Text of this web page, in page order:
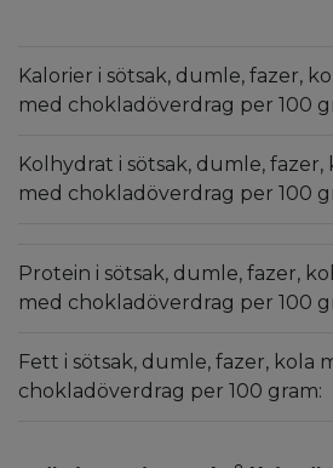
Kalorier i sötsak, dumle, fazer,
med chokladöverdrag per 100
Kolhydrat i sötsak, dumle, fazer,
med chokladöverdrag per 100
Protein i sötsak, dumle, fazer,
med chokladöverdrag per 100
Fett i sötsak, dumle, fazer, kola
chokladöverdrag per 100 gram: